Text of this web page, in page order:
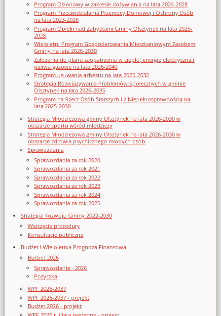
Program Osłonowy w zakresie dożywiania na lata 2024-2028
Program Przeciwdziałania Przemocy Domowej i Ochrony Osób
na lata 2023-2028
Program Opieki nad Zabytkami Gminy Olsztynek na lata 2025-
2028
Wieloletni Program Gospodarowania Mieszkaniowym Zasobem
Gminy na lata 2026-2030
Założenia do planu zaopatrzenia w ciepło, energię elektryczna i
paliwa gazowe na lata 2026-2040
Program usuwania azbestu na lata 2025-2032
Strategia Rozwiązywania Problemów Społecznych w gminie
Olsztynek na lata 2026-2035
Program na Rzecz Osób Starszych i z Niepełnosprawnością na
lata 2025-2030
Strategia Młodzieżowa gminy Olsztynek na lata 2026-2030 w
obszarze sportu wśród młodzieży
Strategia Młodzieżowa gminy Olsztynek na lata 2026-2030 w
obszarze zdrowia psychicznego młodych osób
Sprawozdania
Sprawozdania za rok 2020
Sprawozdania za rok 2021
Sprawozdania za rok 2022
Sprawozdania za rok 2023
Sprawozdania za rok 2024
Sprawozdania za rok 2025
Strategia Rozwoju Gminy 2022-2030
Wszczęcie procedury
Konsultacje publiczne
Budżet i Wieloletnia Prognoza Finansowa
Budżet 2026
Sprawozdania - 2026
Pożyczka
WPF 2026-2037
WPF 2026-2037 - projekt
Budżet 2026 - projekt